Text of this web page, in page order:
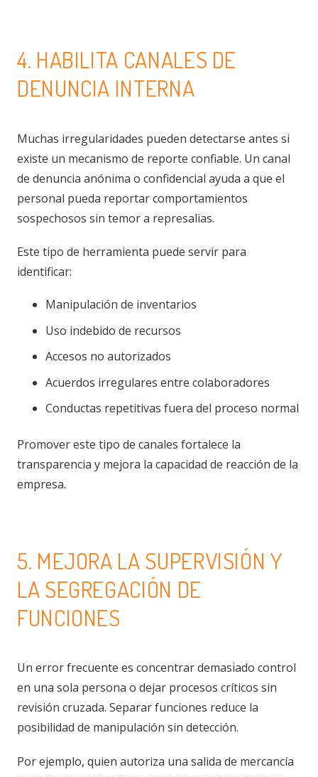
4. HABILITA CANALES DE
DENUNCIA INTERNA
Muchas irregularidades pueden detectarse antes si
existe un mecanismo de reporte confiable. Un canal
de denuncia anónima o confidencial ayuda a que el
personal pueda reportar comportamientos
sospechosos sin temor a represalias.
Este tipo de herramienta puede servir para
identificar:
Manipulación de inventarios
Uso indebido de recursos
Accesos no autorizados
Acuerdos irregulares entre colaboradores
Conductas repetitivas fuera del proceso normal
Promover este tipo de canales fortalece la
transparencia y mejora la capacidad de reacción de la
empresa.
5. MEJORA LA SUPERVISIÓN Y
LA SEGREGACIÓN DE
FUNCIONES
Un error frecuente es concentrar demasiado control
en una sola persona o dejar procesos críticos sin
revisión cruzada. Separar funciones reduce la
posibilidad de manipulación sin detección.
Por ejemplo, quien autoriza una salida de mercancía